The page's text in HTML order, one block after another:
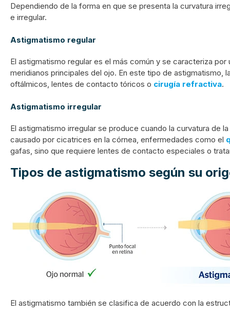
Dependiendo de la forma en que se presenta la curvatura
e irregular.
Astigmatismo regular
El astigmatismo regular es el más común y se caracteriza
meridianos principales del ojo. En este tipo de
oftálmicos, lentes de contacto tóricos o cirugía refractiva.
Astigmatismo irregular
El astigmatismo irregular se produce cuando la curvatura de
causado por cicatrices en la córnea, enfermedades como el
gafas, sino que requiere lentes de contacto especiales o
Tipos de astigmatismo según su
El astigmatismo también se clasifica de acuerdo con la